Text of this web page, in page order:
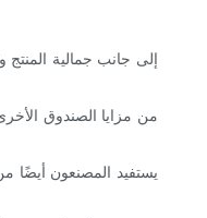
إلى جانب جمالية المنتج
من مزايا الصندوق
يستفيد المصنعون أيضًا